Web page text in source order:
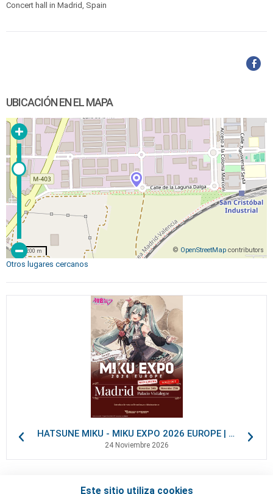
Concert hall in Madrid, Spain
UBICACIÓN EN EL MAPA
© OpenStreetMap contributors
200 m
Otros lugares cercanos
HATSUNE MIKU - MIKU EXPO 2026 EUROPE | VIP Packages
24 Noviembre 2026
Este sitio utiliza cookies